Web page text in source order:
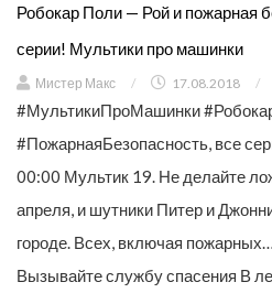
Робокар Поли — Рой и пожарная
серии! Мультики про машинки
Мистер Макс / 17.08.2018 /
#МультикиПроМашинки
#ПожарнаяБезопасность, все
00:00 Мультик 19. Не делайте
апреля, и шутники Питер и
городе. Всех, включая
Вызывайте службу спасения В